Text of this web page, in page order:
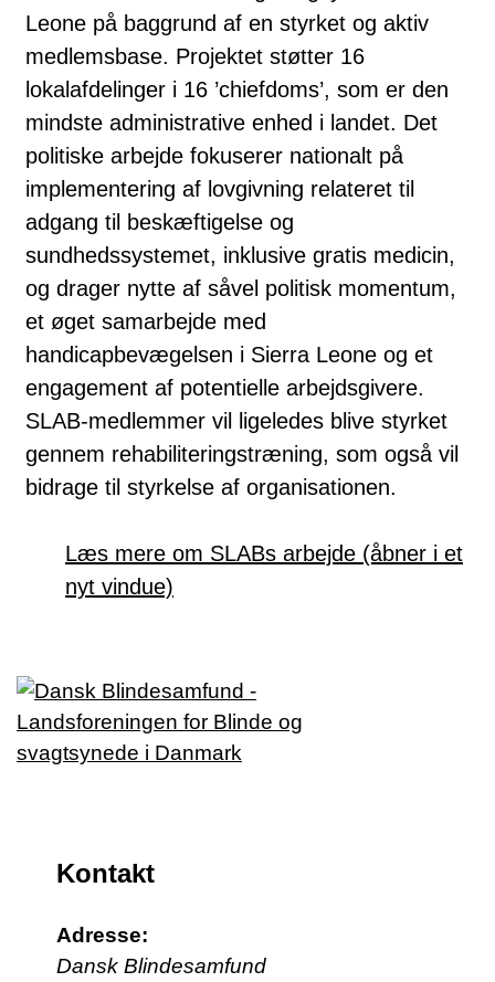
Leone på baggrund af en styrket og aktiv
medlemsbase. Projektet støtter 16
lokalafdelinger i 16 ’chiefdoms’, som er den
mindste administrative enhed i landet. Det
politiske arbejde fokuserer nationalt på
implementering af lovgivning relateret til
adgang til beskæftigelse og
sundhedssystemet, inklusive gratis medicin,
og drager nytte af såvel politisk momentum,
et øget samarbejde med
handicapbevægelsen i Sierra Leone og et
engagement af potentielle arbejdsgivere.
SLAB-medlemmer vil ligeledes blive styrket
gennem rehabiliteringstræning, som også vil
bidrage til styrkelse af organisationen.
Læs mere om SLABs arbejde (åbner i et
nyt vindue)
Kontakt
Adresse:
Dansk Blindesamfund